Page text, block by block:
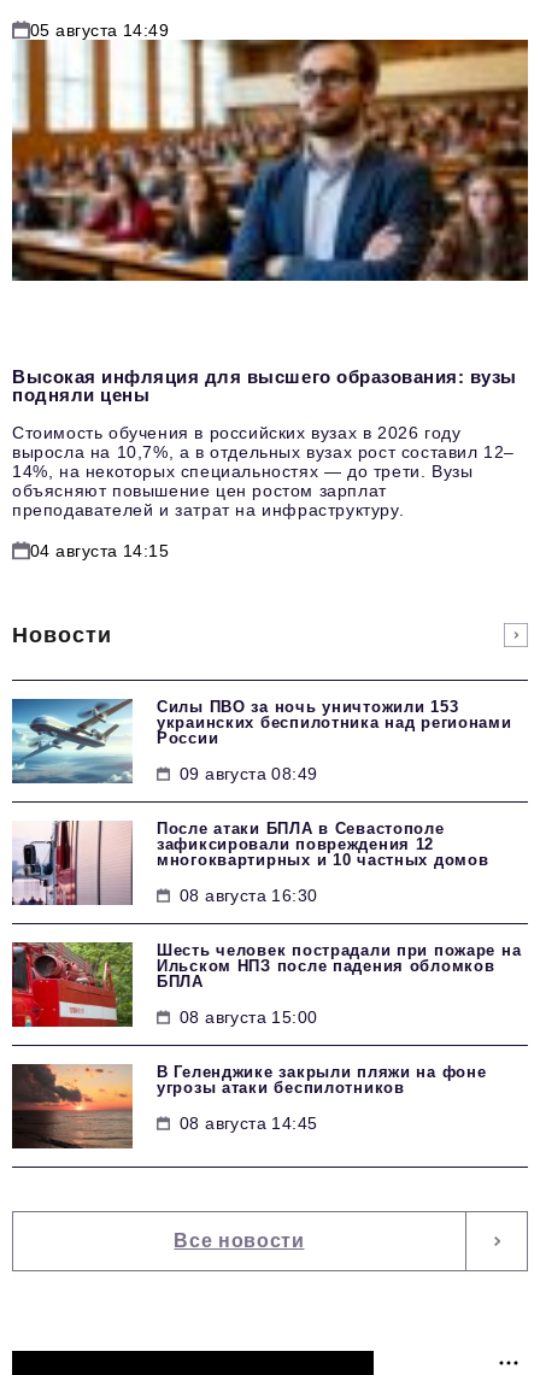
05 августа 14:49
Высокая инфляция для высшего образования: вузы
подняли цены
Стоимость обучения в российских вузах в 2026 году
выросла на 10,7%, а в отдельных вузах рост составил 12–
14%, на некоторых специальностях — до трети. Вузы
объясняют повышение цен ростом зарплат
преподавателей и затрат на инфраструктуру.
04 августа 14:15
Новости
Силы ПВО за ночь уничтожили 153
украинских беспилотника над регионами
России
09 августа 08:49
После атаки БПЛА в Севастополе
зафиксировали повреждения 12
многоквартирных и 10 частных домов
08 августа 16:30
Шесть человек пострадали при пожаре на
Ильском НПЗ после падения обломков
БПЛА
08 августа 15:00
В Геленджике закрыли пляжи на фоне
угрозы атаки беспилотников
08 августа 14:45
Все новости